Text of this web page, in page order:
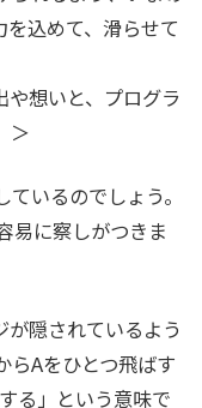
込めて、滑らせて
や想いと、プログラ
＞
いるのでしょう。
易に察しがつきま
隠されているよう
らAをひとつ飛ばす
る」という意味で